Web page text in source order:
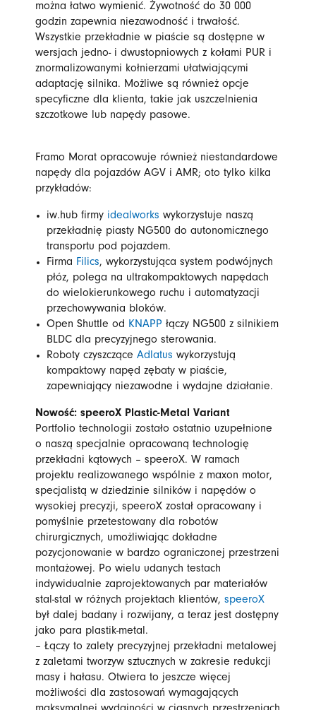
można łatwo wymienić. Żywotność do 30 000
godzin zapewnia niezawodność i trwałość.
Wszystkie przekładnie w piaście są dostępne w
wersjach jedno- i dwustopniowych z kołami PUR i
znormalizowanymi kołnierzami ułatwiającymi
adaptację silnika. Możliwe są również opcje
specyficzne dla klienta, takie jak uszczelnienia
szczotkowe lub napędy pasowe.
Framo Morat opracowuje również niestandardowe
napędy dla pojazdów AGV i AMR; oto tylko kilka
przykładów:
iw.hub firmy idealworks wykorzystuje naszą
przekładnię piasty NG500 do autonomicznego
transportu pod pojazdem.
Firma Filics, wykorzystująca system podwójnych
płóz, polega na ultrakompaktowych napędach
do wielokierunkowego ruchu i automatyzacji
przechowywania bloków.
Open Shuttle od KNAPP łączy NG500 z silnikiem
BLDC dla precyzyjnego sterowania.
Roboty czyszczące Adlatus wykorzystują
kompaktowy napęd zębaty w piaście,
zapewniający niezawodne i wydajne działanie.
Nowość: speeroX Plastic-Metal Variant
Portfolio technologii zostało ostatnio uzupełnione
o naszą specjalnie opracowaną technologię
przekładni kątowych – speeroX. W ramach
projektu realizowanego wspólnie z maxon motor,
specjalistą w dziedzinie silników i napędów o
wysokiej precyzji, speeroX został opracowany i
pomyślnie przetestowany dla robotów
chirurgicznych, umożliwiając dokładne
pozycjonowanie w bardzo ograniczonej przestrzeni
montażowej. Po wielu udanych testach
indywidualnie zaprojektowanych par materiałów
stal-stal w różnych projektach klientów, speeroX
był dalej badany i rozwijany, a teraz jest dostępny
jako para plastik-metal.
– Łączy to zalety precyzyjnej przekładni metalowej
z zaletami tworzyw sztucznych w zakresie redukcji
masy i hałasu. Otwiera to jeszcze więcej
możliwości dla zastosowań wymagających